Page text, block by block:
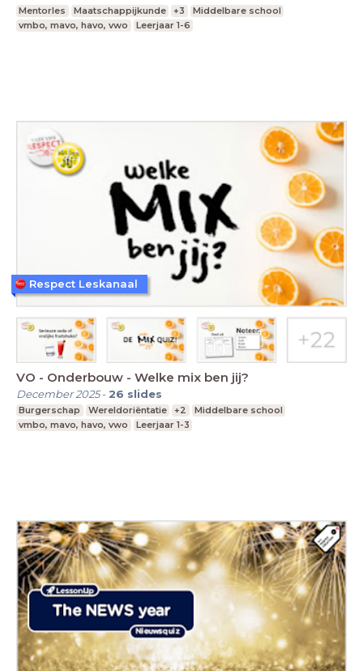
Mentorles Maatschappijkunde +3
Middelbare school
vmbo, mavo, havo, vwo
Leerjaar 1-6
VO - Onderbouw - Welke mix ben jij?
December 2025- 26 slides
Burgerschap Wereldoriëntatie +2
Middelbare school
vmbo, mavo, havo, vwo
Leerjaar 1-3
Respect Leskanaal